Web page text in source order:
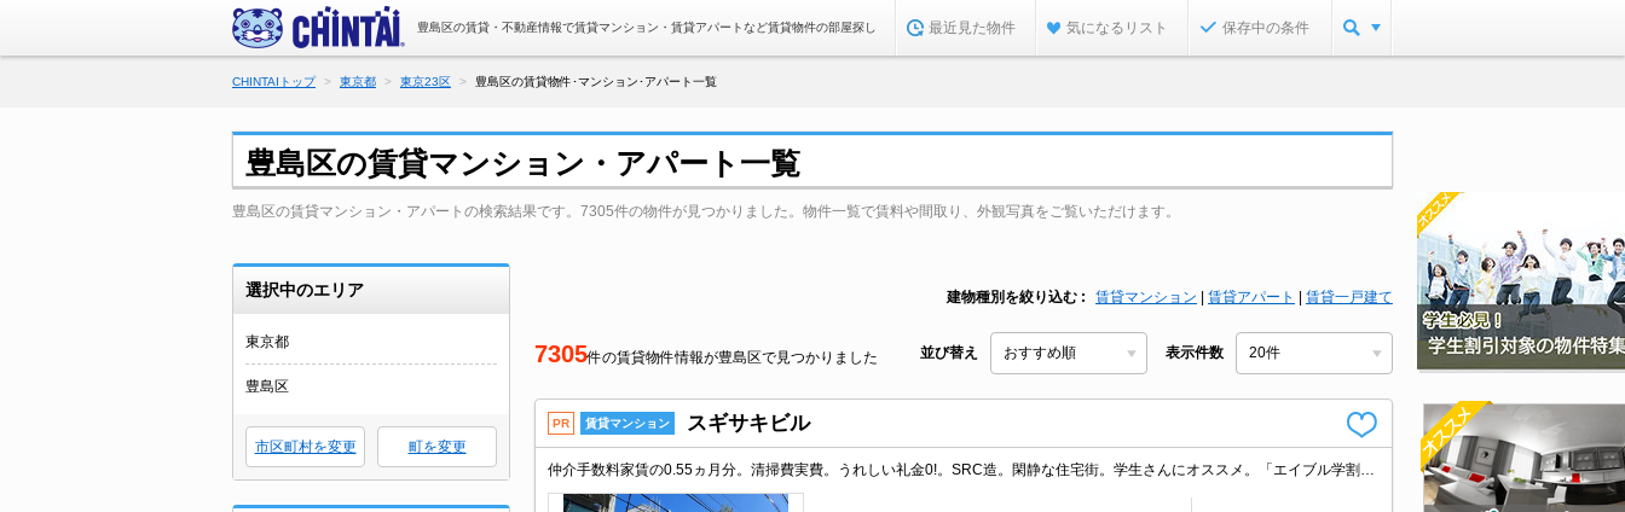
豊島区の賃貸・不動産情報で賃貸マンション・賃貸アパートなど賃貸物件の部屋探し 最近見た物件 気になるリスト 保存中の条件
CHINTAIトップ 東京都 東京23区 豊島区の賃貸物件･マンション･アパート一覧
豊島区の賃貸マンション・アパート一覧
豊島区の賃貸マンション・アパートの検索結果です。7305件の物件が見つかりました。物件一覧で賃料や間取り、外観写真をご覧いただけます。
選択中のエリア
東京都
豊島区
市区町村を変更 町を変更
建物種別を絞り込む 賃貸マンション 賃貸アパート 賃貸一戸建て
7305件の賃貸物件情報が豊島区で見つかりました 並び替え 表示件数
PR 賃貸マンション スギサキビル